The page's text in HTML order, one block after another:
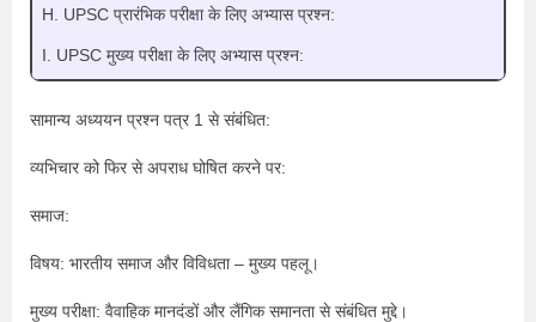
H. UPSC प्रारंभिक परीक्षा के लिए अभ्यास प्रश्न:
I. UPSC मुख्य परीक्षा के लिए अभ्यास प्रश्न:
सामान्य अध्ययन प्रश्न पत्र 1 से संबंधित:
व्यभिचार को फिर से अपराध घोषित करने पर:
समाज:
विषय: भारतीय समाज और विविधता – मुख्य पहलू।
मुख्य परीक्षा: वैवाहिक मानदंडों और लैंगिक समानता से संबंधित मुद्दे।